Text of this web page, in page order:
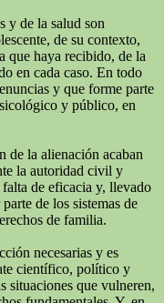
y de la salud son
de su contexto,
que haya recibido, de la
en cada caso. En todo
y que forme parte
y público, en
de la alienación acaban
la autoridad civil y
de eficacia y, llevado
de los sistemas de
de familia.
necesarias y es
científico, político y
situaciones que vulneren,